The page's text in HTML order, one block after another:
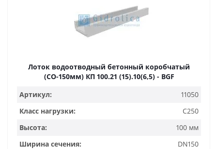
Лоток водоотводный бетонный коробчатый
(СО-150мм) КП 100.21 (15).10(6,5) - BGF
Артикул:
11050
Класс нагрузки:
C250
Высота:
100 мм
Ширина сечения:
DN150